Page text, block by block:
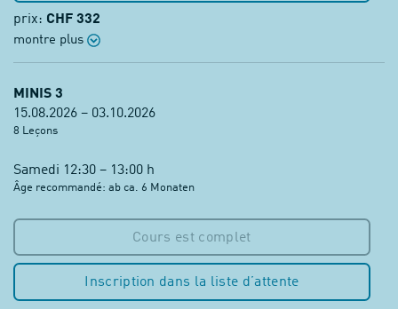
prix: CHF 332
montre plus
MINIS 3
15.08.2026 – 03.10.2026
8 Leçons
Samedi 12:30 – 13:00 h
Âge recommandé: ab ca. 6 Monaten
Cours est complet
Inscription dans la liste d’attente